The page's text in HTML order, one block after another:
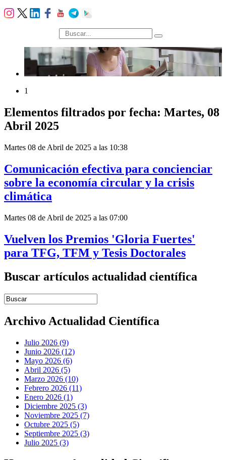
búsqueda
1
Elementos filtrados por fecha: Martes, 08
Abril 2025
Martes 08 de Abril de 2025 a las 10:38
Comunicación efectiva para concienciar
sobre la economía circular y la crisis
climática
Martes 08 de Abril de 2025 a las 07:00
Vuelven los Premios 'Gloria Fuertes'
para TFG, TFM y Tesis Doctorales
Buscar artículos actualidad científica
Introduce términos de búsqueda
Archivo Actualidad Científica
Julio 2026 (9)
Junio 2026 (12)
Mayo 2026 (6)
Abril 2026 (5)
Marzo 2026 (10)
Febrero 2026 (11)
Enero 2026 (1)
Diciembre 2025 (3)
Noviembre 2025 (7)
Octubre 2025 (5)
Septiembre 2025 (3)
Julio 2025 (3)